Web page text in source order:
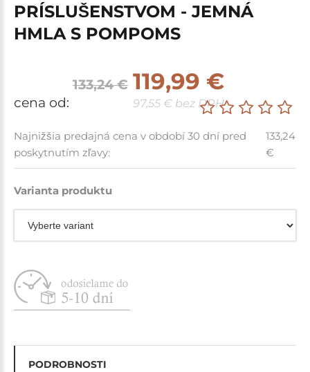
PRÍSLUŠENSTVOM - JEMNÁ
HMLA S POMPOMS
cena od:
133,24 € 119,99 €
97,55 € bez DPH
Najnižšia predajná cena v období 30 dní pred
poskytnutím zľavy:
133,24
€
Varianta produktu
PODROBNOSTI